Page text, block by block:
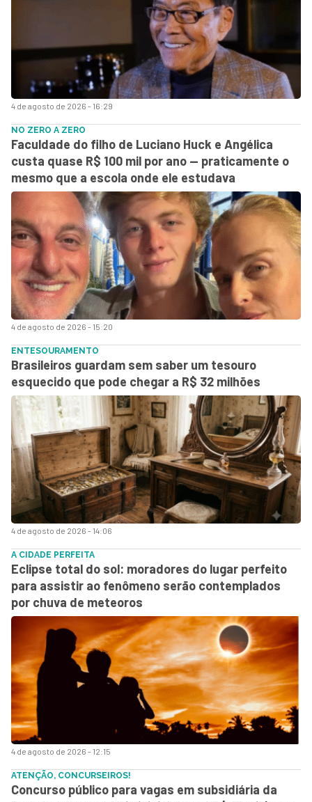
4 de agosto de 2026 - 16:29
4 de agosto de 2026 - 15:20
NO ZERO A ZERO
Faculdade do filho de Luciano Huck e Angélica
custa quase R$ 100 mil por ano — praticamente o
mesmo que a escola onde ele estudava
4 de agosto de 2026 - 14:06
ENTESOURAMENTO
Brasileiros guardam sem saber um tesouro
esquecido que pode chegar a R$ 32 milhões
4 de agosto de 2026 - 12:15
A CIDADE PERFEITA
Eclipse total do sol: moradores do lugar perfeito
para assistir ao fenômeno serão contemplados
por chuva de meteoros
ATENÇÃO, CONCURSEIROS!
Concurso público para vagas em subsidiária da